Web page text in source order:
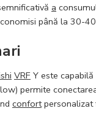
a
până la 30-
VRF Y este
permite
confortpersonalizat